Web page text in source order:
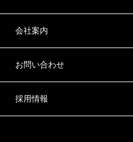
会社案内
お問い合わせ
採用情報